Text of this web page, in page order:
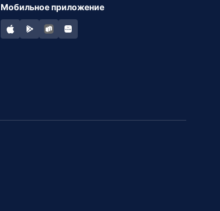
Мобильное приложение